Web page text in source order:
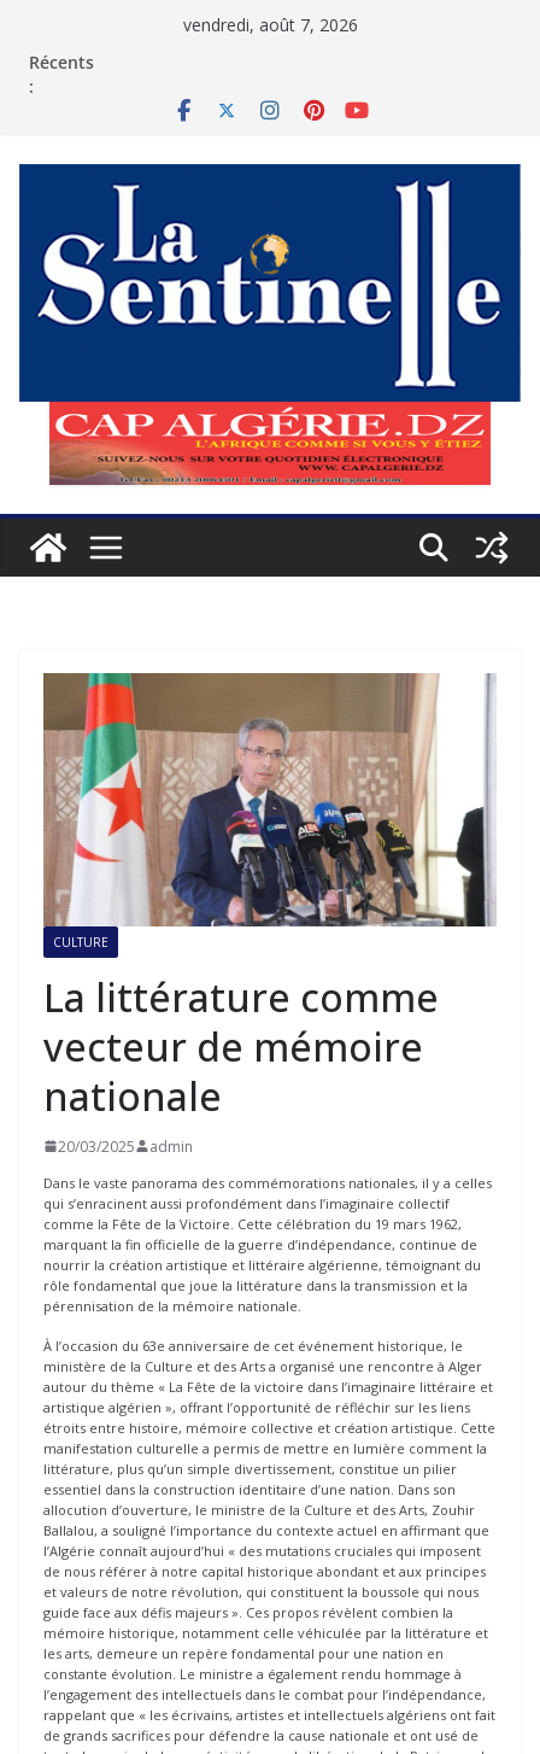
vendredi, août 7, 2026
Récents
:
CULTURE
La littérature comme
vecteur de mémoire
nationale
20/03/2025 admin
Dans le vaste panorama des commémorations nationales, il y a celles
qui s’enracinent aussi profondément dans l’imaginaire collectif
comme la Fête de la Victoire. Cette célébration du 19 mars 1962,
marquant la fin officielle de la guerre d’indépendance, continue de
nourrir la création artistique et littéraire algérienne, témoignant du
rôle fondamental que joue la littérature dans la transmission et la
pérennisation de la mémoire nationale.
À l’occasion du 63e anniversaire de cet événement historique, le
ministère de la Culture et des Arts a organisé une rencontre à Alger
autour du thème « La Fête de la victoire dans l’imaginaire littéraire et
artistique algérien », offrant l’opportunité de réfléchir sur les liens
étroits entre histoire, mémoire collective et création artistique. Cette
manifestation culturelle a permis de mettre en lumière comment la
littérature, plus qu’un simple divertissement, constitue un pilier
essentiel dans la construction identitaire d’une nation. Dans son
allocution d’ouverture, le ministre de la Culture et des Arts, Zouhir
Ballalou, a souligné l’importance du contexte actuel en affirmant que
l’Algérie connaît aujourd’hui « des mutations cruciales qui imposent
de nous référer à notre capital historique abondant et aux principes
et valeurs de notre révolution, qui constituent la boussole qui nous
guide face aux défis majeurs ». Ces propos révèlent combien la
mémoire historique, notamment celle véhiculée par la littérature et
les arts, demeure un repère fondamental pour une nation en
constante évolution. Le ministre a également rendu hommage à
l’engagement des intellectuels dans le combat pour l’indépendance,
rappelant que « les écrivains, artistes et intellectuels algériens ont fait
de grands sacrifices pour défendre la cause nationale et ont usé de